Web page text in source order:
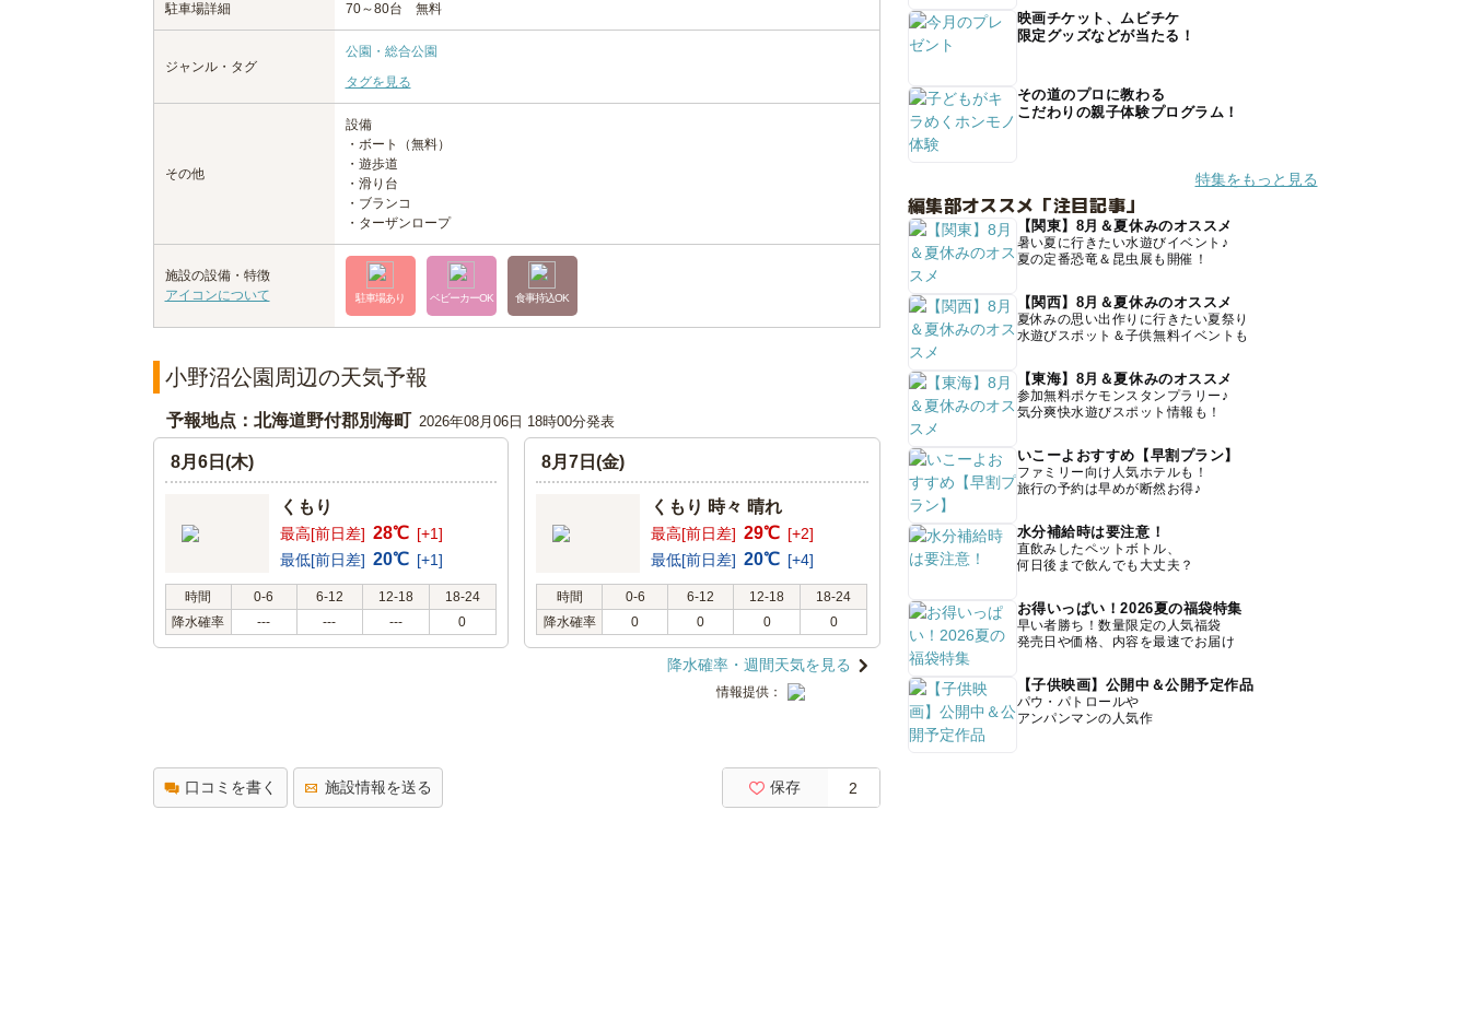
駐車場詳細 70～80台 無料
ジャンル・タグ
公園・総合公園
タグを見る
その他
設備
・ボート（無料）
・遊歩道
・滑り台
・ブランコ
・ターザンロープ
施設の設備・特徴
アイコンについて
駐車場あり ベビーカーOK 食事持込OK
小野沼公園周辺の天気予報
予報地点：北海道野付郡別海町 2026年08月06日 18時00分発表
8月6日(木)
くもり
最高[前日差] 28℃ [+1]
最低[前日差] 20℃ [+1]
時間 0-6 6-12 12-18
18-24
降水確率
--- --- --- 0
8月7日(金)
くもり 時々 晴れ
最高[前日差] 29℃ [+2]
最低[前日差] 20℃ [+4]
時間 0-6 6-12 12-18
18-24
降水確率
0 0 0 0
降水確率・週間天気を見る
情報提供：
口コミを書く 施設情報を送る 保存 2
映画チケット、ムビチケ
限定グッズなどが当たる！
その道のプロに教わる
こだわりの親子体験プログラム！
特集をもっと見る
編集部オススメ「注目記事」
【関東】8月＆夏休みのオススメ
暑い夏に行きたい水遊びイベント♪
夏の定番恐竜＆昆虫展も開催！
【関西】8月＆夏休みのオススメ
夏休みの思い出作りに行きたい夏祭り
水遊びスポット＆子供無料イベントも
【東海】8月＆夏休みのオススメ
参加無料ポケモンスタンプラリー♪
気分爽快水遊びスポット情報も！
いこーよおすすめ【早割プラン】
ファミリー向け人気ホテルも！
旅行の予約は早めが断然お得♪
水分補給時は要注意！
直飲みしたペットボトル、
何日後まで飲んでも大丈夫？
お得いっぱい！2026夏の福袋特集
早い者勝ち！数量限定の人気福袋
発売日や価格、内容を最速でお届け
【子供映画】公開中＆公開予定作品
パウ・パトロールや
アンパンマンの人気作